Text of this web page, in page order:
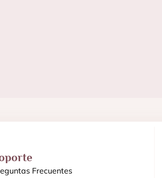
Frecuentes